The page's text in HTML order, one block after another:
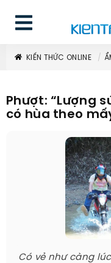
KIẾN THỨC ONLINE
Phượt: “Lượng
có hùa theo
Có vẻ như càng